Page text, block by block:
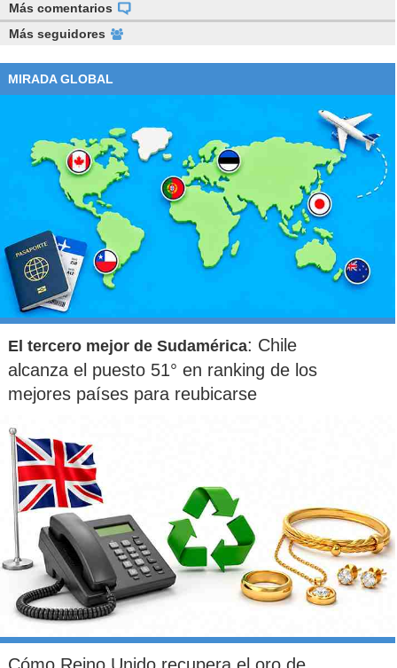
Más comentarios
Más seguidores
MIRADA GLOBAL
El tercero mejor de Sudamérica: Chile
alcanza el puesto 51° en ranking de los
mejores países para reubicarse